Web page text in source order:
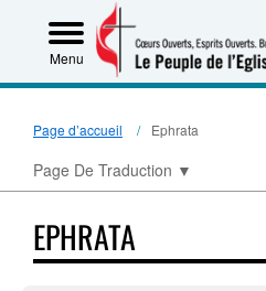
Menu
Page d’accueil Ephrata
Page De Traduction ▼
EPHRATA